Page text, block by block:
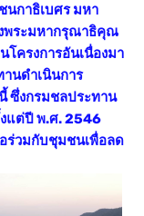
นกาธิเบศร มหา
พระมหากรุณาธิคุณ
โครงการอันเนื่องมา
นดำเนินการ
ซึ่งกรมชลประทาน
แต่ปี พ.ศ. 2546
ร่วมกับชุมชนเพื่อลด